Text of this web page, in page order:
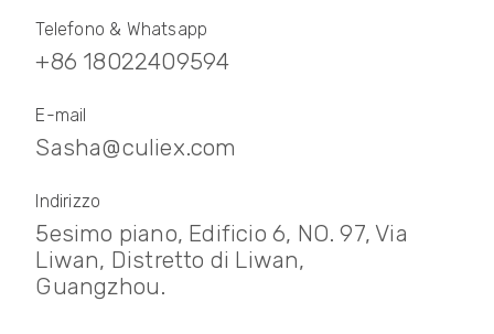
Telefono & Whatsapp
+86 18022409594
E-mail
Sasha@culiex.com
Indirizzo
5esimo piano, Edificio 6, NO. 97, Via
Liwan, Distretto di Liwan,
Guangzhou.